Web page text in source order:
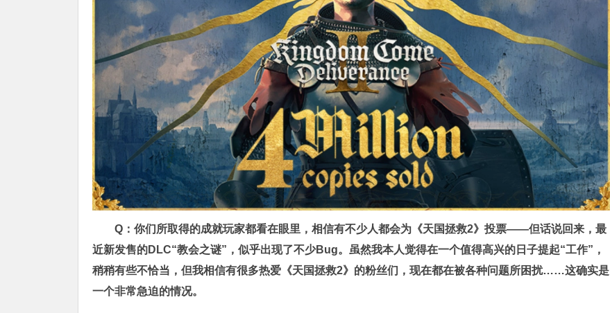
Q：你们所取得的成就玩家都看在眼里，相信有不少人都会为《天国拯救2》投票——但话说回来，最
近新发售的DLC“教会之谜”，似乎出现了不少Bug。虽然我本人觉得在一个值得高兴的日子提起“工作”，
稍稍有些不恰当，但我相信有很多热爱《天国拯救2》的粉丝们，现在都在被各种问题所困扰……这确实是
一个非常急迫的情况。